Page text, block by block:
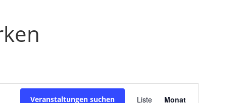
Veranstaltungen suchen Liste Monat